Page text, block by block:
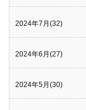
2024年7月(32)
2024年6月(27)
2024年5月(30)